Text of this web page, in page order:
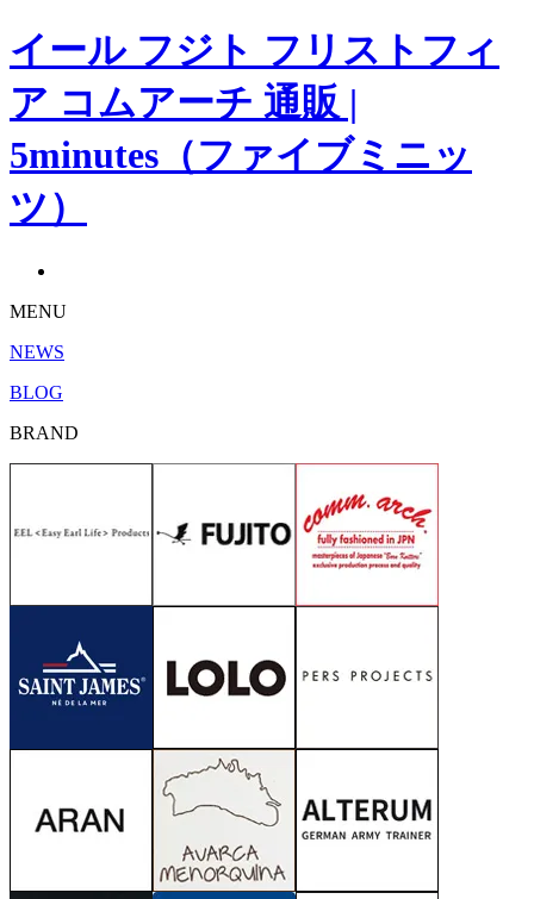
イール フジト フリストフィ
ア コムアーチ 通販 |
5minutes（ファイブミニッ
ツ）
MENU
NEWS
BLOG
BRAND